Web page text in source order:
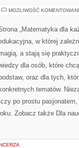
MOŻLIWOŚĆ
„Matematyka dla
w której
a stają się
dla osób, które
oraz dla tych,
konkretnych tematów.
po prostu
Zobacz także Dla